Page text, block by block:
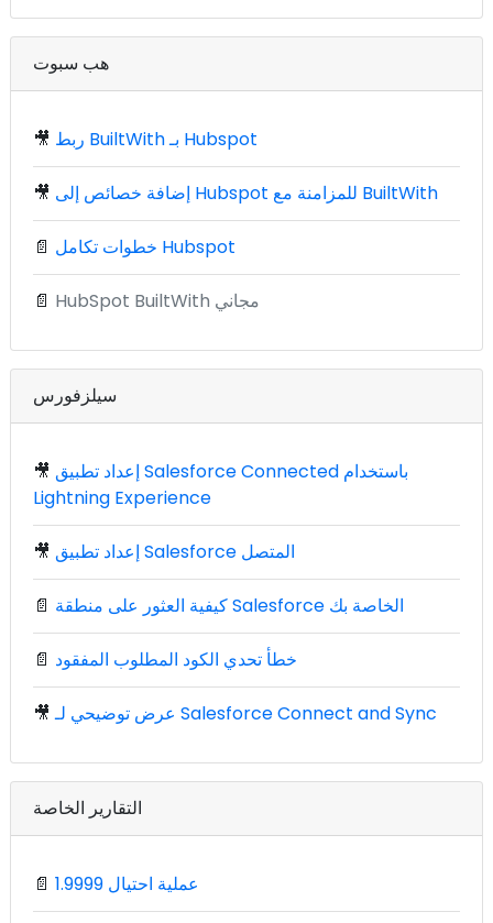
هب سبوت
🎥 ربط BuiltWith بـ Hubspot
🎥 إضافة خصائص إلى Hubspot للمزامنة مع BuiltWith
📄 خطوات تكامل Hubspot
📄 HubSpot BuiltWith مجاني
سيلزفورس
🎥 إعداد تطبيق Salesforce Connected باستخدام
Lightning Experience
🎥 إعداد تطبيق Salesforce المتصل
📄 كيفية العثور على منطقة Salesforce الخاصة بك
📄 خطأ تحدي الكود المطلوب المفقود
🎥 عرض توضيحي لـ Salesforce Connect and Sync
التقارير الخاصة
📄 1.9999 عملية احتيال